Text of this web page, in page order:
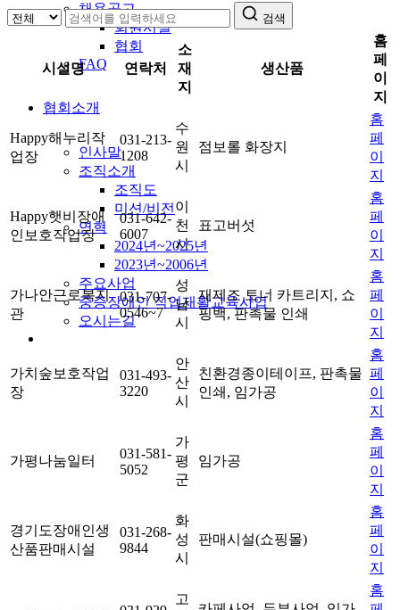
채용공고
회원시설
협회
FAQ
협회소개
인사말
조직소개
조직도
미션/비전
연혁
2024년~2025년
2023년~2006년
주요사업
중증장애인 직업재활교육사업
오시는길
검색
시설명 연락처
소
재
지
생산품
홈
페
이
지
Happy해누리작
업장
031-213-
1208
수
원
시
점보롤 화장지
홈
페
이
지
Happy햇비장애
인보호작업장
031-642-
6007
이
천
시
표고버섯
홈
페
이
지
가나안근로복지
관
031-707-
0546~7
성
남
시
재제조 토너 카트리지, 쇼
핑백, 판촉물 인쇄
홈
페
이
지
가치숲보호작업
장
031-493-
3220
안
산
시
친환경종이테이프, 판촉물
인쇄, 임가공
홈
페
이
지
가평나눔일터
031-581-
5052
가
평
군
임가공
홈
페
이
지
경기도장애인생
산품판매시설
031-268-
9844
화
성
시
판매시설(쇼핑몰)
홈
페
이
지
고
홈